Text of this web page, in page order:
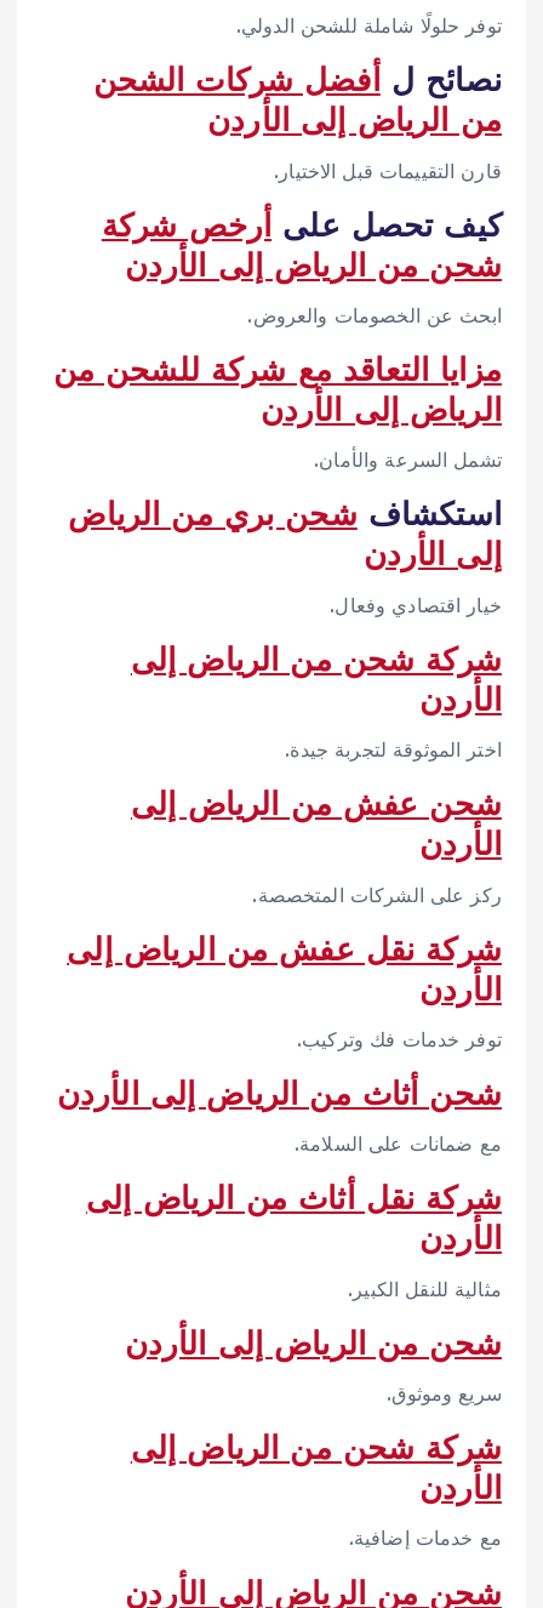
توفر حلولًا شاملة للشحن الدولي.
نصائح ل أفضل شركات الشحن
من الرياض إلى الأردن
قارن التقييمات قبل الاختيار.
كيف تحصل على أرخص شركة
شحن من الرياض إلى الأردن
ابحث عن الخصومات والعروض.
مزايا التعاقد مع شركة للشحن من
الرياض إلى الأردن
تشمل السرعة والأمان.
استكشاف شحن بري من الرياض
إلى الأردن
خيار اقتصادي وفعال.
شركة شحن من الرياض إلى
الأردن
اختر الموثوقة لتجربة جيدة.
شحن عفش من الرياض إلى
الأردن
ركز على الشركات المتخصصة.
شركة نقل عفش من الرياض إلى
الأردن
توفر خدمات فك وتركيب.
شحن أثاث من الرياض إلى الأردن
مع ضمانات على السلامة.
شركة نقل أثاث من الرياض إلى
الأردن
مثالية للنقل الكبير.
شحن من الرياض إلى الأردن
سريع وموثوق.
شركة شحن من الرياض إلى
الأردن
مع خدمات إضافية.
شحن من الرياض إلى الأردن